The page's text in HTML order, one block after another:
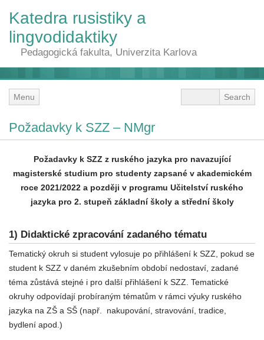
Katedra rusistiky a
lingvodidaktiky
Pedagogická fakulta, Univerzita Karlova
Menu
Požadavky k SZZ – NMgr
Požadavky k SZZ z ruského jazyka pro navazující
magisterské studium pro studenty zapsané v akademickém
roce 2021/2022 a později v programu Učitelství ruského
jazyka pro 2. stupeň základní školy a střední školy
1) Didaktické zpracování zadaného tématu
Tematický okruh si student vylosuje po přihlášení k SZZ, pokud se
student k SZZ v daném zkušebním období nedostaví, zadané
téma zůstává stejné i pro další přihlášení k SZZ. Tematické
okruhy odpovídají probíraným tématům v rámci výuky ruského
jazyka na ZŠ a SŠ (např. nakupování, stravování, tradice,
bydlení apod.)